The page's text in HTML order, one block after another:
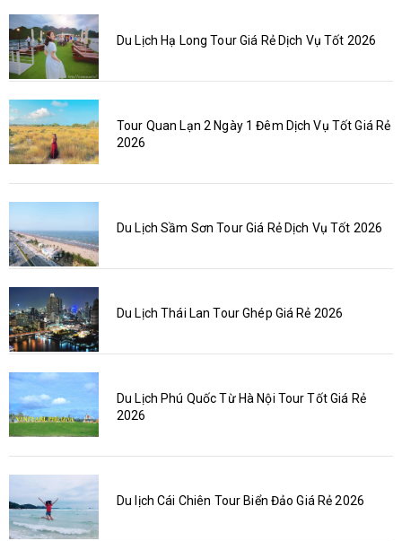
Du Lịch Hạ Long Tour Giá Rẻ Dịch Vụ Tốt 2026
Tour Quan Lạn 2 Ngày 1 Đêm Dịch Vụ Tốt Giá Rẻ
2026
Du Lịch Sầm Sơn Tour Giá Rẻ Dịch Vụ Tốt 2026
Du Lịch Thái Lan Tour Ghép Giá Rẻ 2026
Du Lịch Phú Quốc Từ Hà Nội Tour Tốt Giá Rẻ
2026
Du lịch Cái Chiên Tour Biển Đảo Giá Rẻ 2026